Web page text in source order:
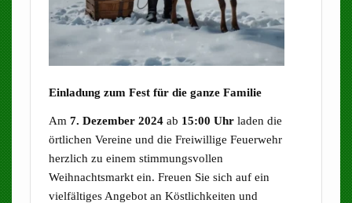
Einladung zum Fest für die ganze Familie
Am 7. Dezember 2024ab 15:00 Uhrladen die
örtlichen Vereine und die Freiwillige Feuerwehr
herzlich zu einem stimmungsvollen
Weihnachtsmarkt ein. Freuen Sie sich auf ein
vielfältiges Angebot an Köstlichkeiten und